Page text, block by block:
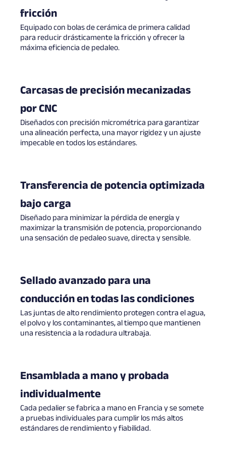
fricción
Equipado con bolas de cerámica de primera calidad
para reducir drásticamente la fricción y ofrecer la
máxima eficiencia de pedaleo.
Carcasas de precisión mecanizadas
por CNC
Diseñados con precisión micrométrica para garantizar
una alineación perfecta, una mayor rigidez y un ajuste
impecable en todos los estándares.
Transferencia de potencia optimizada
bajo carga
Diseñado para minimizar la pérdida de energía y
maximizar la transmisión de potencia, proporcionando
una sensación de pedaleo suave, directa y sensible.
Sellado avanzado para una
conducción en todas las condiciones
Las juntas de alto rendimiento protegen contra el agua,
el polvo y los contaminantes, al tiempo que mantienen
una resistencia a la rodadura ultrabaja.
Ensamblada a mano y probada
individualmente
Cada pedalier se fabrica a mano en Francia y se somete
a pruebas individuales para cumplir los más altos
estándares de rendimiento y fiabilidad.